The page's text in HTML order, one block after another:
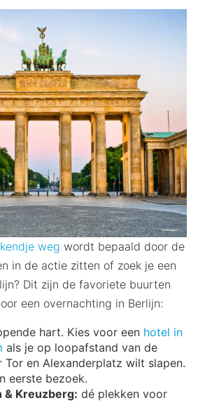
weg wordt bepaald door de
in de actie zitten of zoek je een
Dit zijn de favoriete buurten
een overnachting in Berlijn:
hart. Kies voor een hotel in
als je op loopafstand van de
Tor en Alexanderplatz wilt slapen.
eerste bezoek.
& Kreuzberg: dé plekken voor